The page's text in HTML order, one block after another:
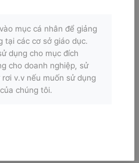
mục cá nhân để giảng
tại các cơ sở giáo dục.
dụng cho mục đích
cho doanh nghiệp, sử
v.v nếu muốn sử dụng
chúng tôi.